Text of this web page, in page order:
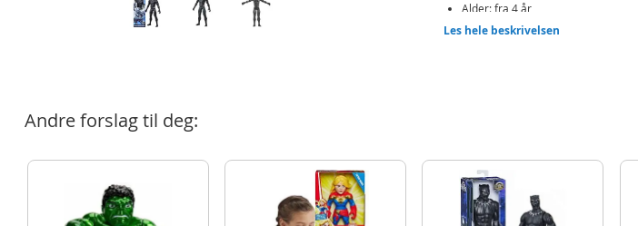
Alder: fra 4 år
Les hele beskrivelsen
Andre forslag til deg: